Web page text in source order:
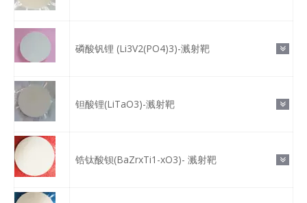
磷酸钒锂 (Li3V2(PO4)3)-溅射靶
钽酸锂(LiTaO3)-溅射靶
锆钛酸钡(BaZrxTi1-xO3)- 溅射靶